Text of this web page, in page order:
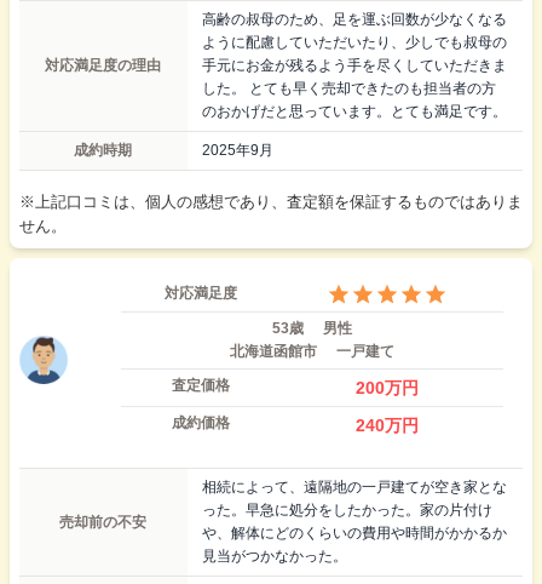
対応満足度の理由
高齢の叔母のため、足を運ぶ回数が少なくなる
ように配慮していただいたり、少しでも叔母の
手元にお金が残るよう手を尽くしていただきま
した。 とても早く売却できたのも担当者の方
のおかげだと思っています。とても満足です。
成約時期 2025年9月
※上記口コミは、個人の感想であり、査定額を保証するものではありま
せん。
対応満足度
53歳
男性
北海道函館市
一戸建て
査定価格
200万円
成約価格 240万円
売却前の不安
相続によって、遠隔地の一戸建てが空き家とな
った。早急に処分をしたかった。家の片付け
や、解体にどのくらいの費用や時間がかかるか
見当がつかなかった。